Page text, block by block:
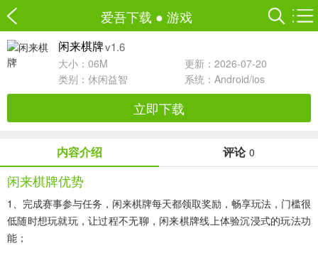
爱吾下载 ● 游戏
闲来棋牌v1.6
大小：06M
更新：2026-07-20
类别： 休闲益智 系统：Android/ios
立即下载
内容介绍 评论 0
闲来棋牌优势
1、完成赛事参与任务，闲来棋牌每天都领取奖励，畅享玩法，门槛很
低随时想玩就玩，让过程不无聊，闲来棋牌线上体验沉浸式的玩法功
能；